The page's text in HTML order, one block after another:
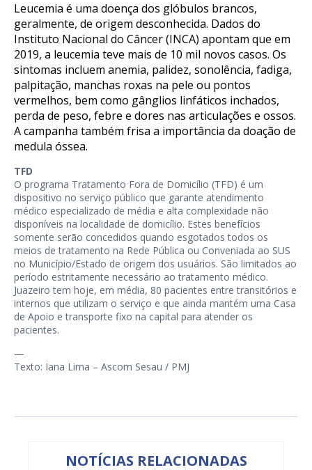
Leucemia é uma doença dos glóbulos brancos,
geralmente, de origem desconhecida. Dados do
Instituto Nacional do Câncer (INCA) apontam que em
2019, a leucemia teve mais de 10 mil novos casos. Os
sintomas incluem anemia, palidez, sonolência, fadiga,
palpitação, manchas roxas na pele ou pontos
vermelhos, bem como gânglios linfáticos inchados,
perda de peso, febre e dores nas articulações e ossos.
A campanha também frisa a importância da doação de
medula óssea.
TFD
O programa Tratamento Fora de Domicílio (TFD) é um
dispositivo no serviço público que garante atendimento
médico especializado de média e alta complexidade não
disponíveis na localidade de domicílio. Estes benefícios
somente serão concedidos quando esgotados todos os
meios de tratamento na Rede Pública ou Conveniada ao SUS
no Município/Estado de origem dos usuários. São limitados ao
período estritamente necessário ao tratamento médico.
Juazeiro tem hoje, em média, 80 pacientes entre transitórios e
internos que utilizam o serviço e que ainda mantém uma Casa
de Apoio e transporte fixo na capital para atender os
pacientes.
—
Texto: Iana Lima – Ascom Sesau / PMJ
NOTÍCIAS RELACIONADAS